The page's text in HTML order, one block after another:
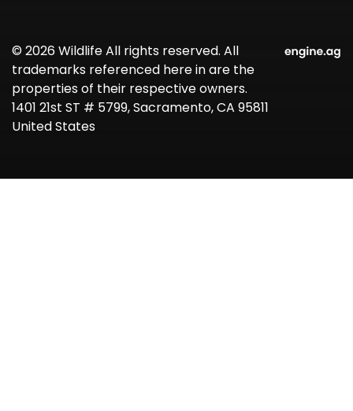
© 2026 Wildlife All rights reserved. All
trademarks referenced here in are the
properties of their respective owners.
1401 21st ST # 5799, Sacramento, CA 95811
United States